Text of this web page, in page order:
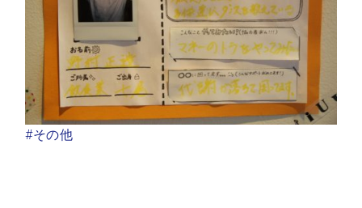
#その他